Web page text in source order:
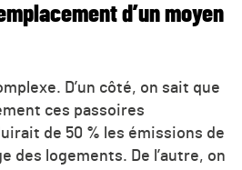
d’un moyen
D’un côté, on sait que
ces passoires
de 50 % les émissions de
des logements. De l’autre, on